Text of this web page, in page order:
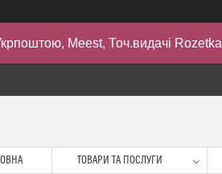
Meest, Точ.видачі Rozetka
ТОВАРИ ТА ПОСЛУГИ